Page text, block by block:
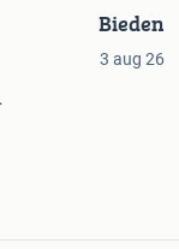
Bieden
3 aug 26